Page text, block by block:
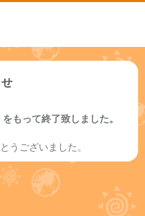
もって終了致しました。
うございました。